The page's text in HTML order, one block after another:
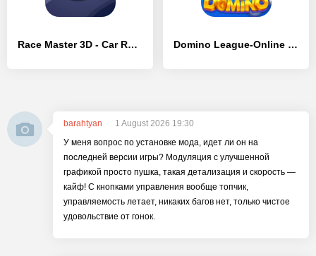
Race Master 3D - Car Racing - [Взлом/МОД Бесконечные деньги] Domino League-Online Game - [Взлом/МОД Unlocked]
barahtyan
1 August 2026 19:30
У меня вопрос по установке мода, идет ли он на
последней версии игры? Модуляция с улучшенной
графикой просто пушка, такая детализация и скорость —
кайф! С кнопками управления вообще топчик,
управляемость летает, никаких багов нет, только чистое
удовольствие от гонок.